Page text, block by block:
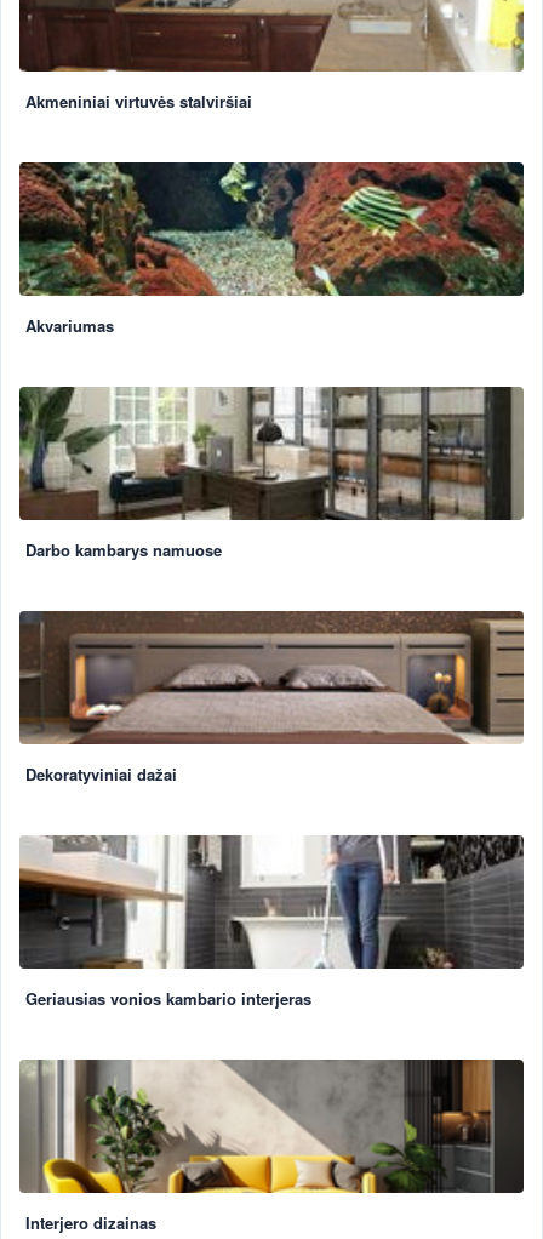
Akmeniniai virtuvės stalviršiai
Akvariumas
Darbo kambarys namuose
Dekoratyviniai dažai
Geriausias vonios kambario interjeras
Interjero dizainas